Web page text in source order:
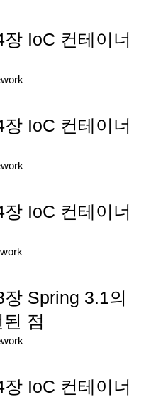
IoC 컨테이너
IoC 컨테이너
IoC 컨테이너
Spring 3.1의
점
IoC 컨테이너